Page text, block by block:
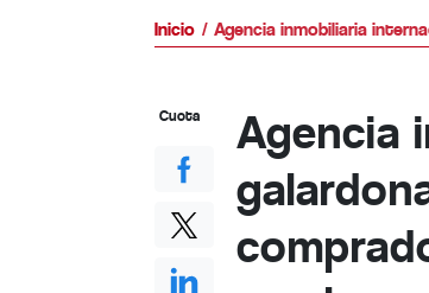
Inicio Agencia inmobiliaria
Agencia
Cuota